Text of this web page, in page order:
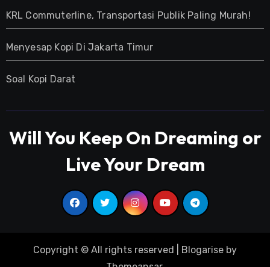
KRL Commuterline, Transportasi Publik Paling Murah!
Menyesap Kopi Di Jakarta Timur
Soal Kopi Darat
Will You Keep On Dreaming or
Live Your Dream
Copyright © All rights reserved Blogarise by